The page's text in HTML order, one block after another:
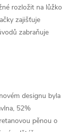
rozložit na lůžko
zajišťuje
zabraňuje
designu byla
52%
pěnou o